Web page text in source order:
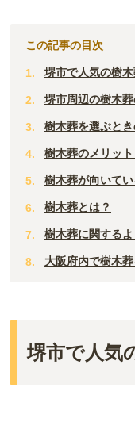
この記事の目次
堺市で人気の樹
堺市周辺の樹木
樹木葬を選ぶと
樹木葬のメリッ
樹木葬が向いて
樹木葬とは？
樹木葬に関する
大阪府内で樹木
堺市で人気